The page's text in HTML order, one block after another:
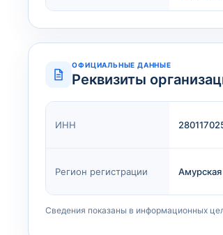
ОФИЦИАЛЬНЫЕ ДАННЫЕ
Реквизиты
ИНН
Регион регистрации
Сведения показаны в информационных